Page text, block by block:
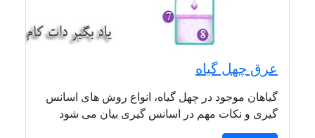
عرق چهل گیاه
گیاهان موجود در چهل گیاه، انواع روش های اسانس
گیری و نکات مهم در اسانس گیری بیان می شود